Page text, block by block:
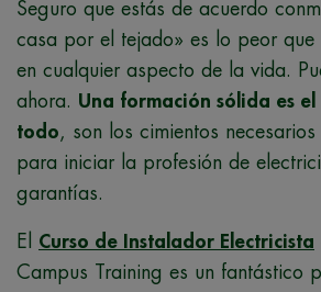
Seguro que estás de acuerdo
casa por el tejado» es lo peor que
en cualquier aspecto de la vida.
ahora. Una formación sólida es
todo, son los cimientos
para iniciar la profesión de
garantías.
El Curso de Instalador Electricista
Campus Training es un fantástico